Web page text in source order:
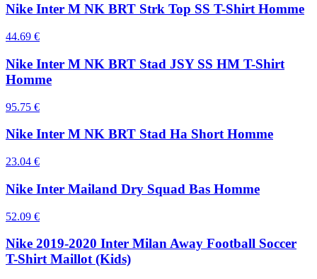
Nike Inter M NK BRT Strk Top SS T-Shirt Homme
44.69 €
Nike Inter M NK BRT Stad JSY SS HM T-Shirt
Homme
95.75 €
Nike Inter M NK BRT Stad Ha Short Homme
23.04 €
Nike Inter Mailand Dry Squad Bas Homme
52.09 €
Nike 2019-2020 Inter Milan Away Football Soccer
T-Shirt Maillot (Kids)